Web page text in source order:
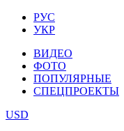
РУС
УКР
ВИДЕО
ФОТО
ПОПУЛЯРНЫЕ
СПЕЦПРОЕКТЫ
USD